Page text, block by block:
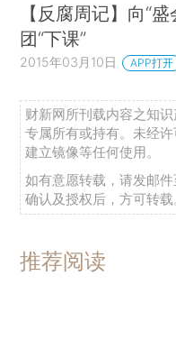
【反腐周记】向“
团“下课”
2015年03月10日 APP打开
财新网所刊载内容之知
专属所有或持有。未经
建立镜像等任何使用。
如有意愿转载，请发邮件
确认及授权后，方可转载
推荐阅读